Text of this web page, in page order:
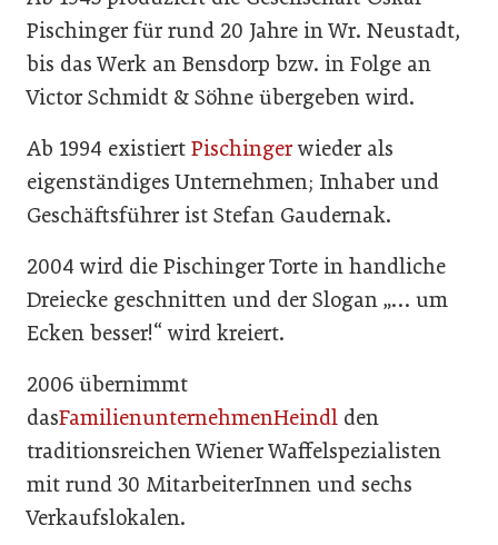
Pischinger für rund 20 Jahre in Wr. Neustadt,
bis das Werk an Bensdorp bzw. in Folge an
Victor Schmidt & Söhne übergeben wird.
Ab 1994 existiert Pischingerwieder als
eigenständiges Unternehmen; Inhaber und
Geschäftsführer ist Stefan Gaudernak.
2004 wird die Pischinger Torte in handliche
Dreiecke geschnitten und der Slogan „… um
Ecken besser!“ wird kreiert.
2006 übernimmt
dasFamilienunternehmenHeindl den
traditionsreichen Wiener Waffelspezialisten
mit rund 30 MitarbeiterInnen und sechs
Verkaufslokalen.